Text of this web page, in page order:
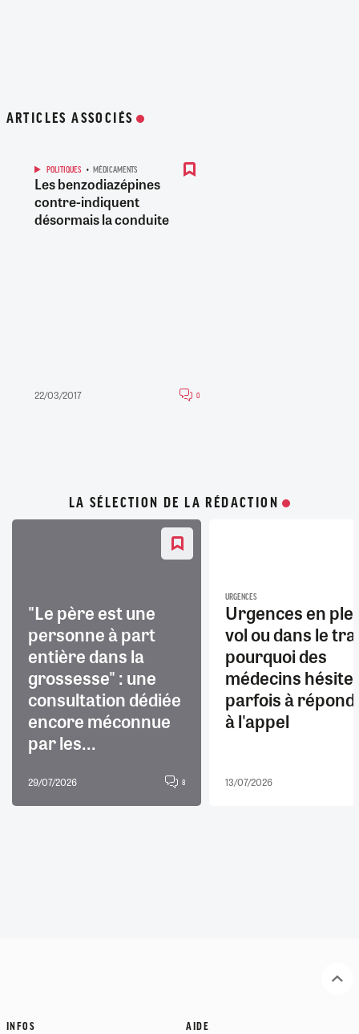
ARTICLES ASSOCIÉS
POLITIQUES MÉDICAMENTS
Les benzodiazépines
contre-indiquent
désormais la conduite
22/03/2017 0
LA SÉLECTION DE LA RÉDACTION
"Le père est une
personne à part
entière dans la
grossesse" : une
consultation dédiée
encore méconnue
par les...
29/07/2026 8
URGENCES
Urgences en
vol ou dans le
pourquoi des
médecins
parfois à
à l'appel
13/07/2026
INFOS AIDE